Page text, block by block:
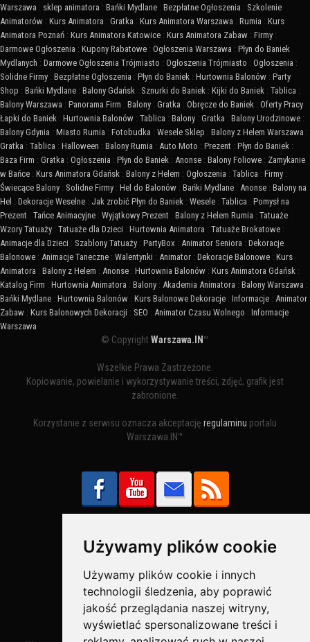
Używamy plików cookie
Używamy plików cookie i innych
technologii śledzenia, aby poprawić
jakość przeglądania naszej witryny,
wyświetlać spersonalizowane treści i
Warszawa : sklep animatora : Bańki Mydlane : Bezpłatne Ogłoszenia : Szkolenie
Animatorów : Kurs Animatora : Gratka : Kurs Animatora Warszawa : Rumia : Kurs
Animatora Poznań : Kurs Animatora Katowice : Kurs Animatora Zabaw : Firmy :
Darmowe Ogłoszenia : Kupony Rabatowe : Ogłoszenia Warszawa : Płyn do Baniek
Mydlanych : Darmowe Ogłoszenia Trójmiasto : Ogłoszenia Trójmiasto : Ogłoszenia :
Solidne Firmy : Bezpłatne Ogłoszenia : Płyn do Baniek : Hurtownia Balonów : Party
Shop : Bańki Mydlane : Balony Gdańsk : Sznurki do Baniek : Kijki do Baniek : Tablica :
Balony Warszawa : Panorama Firm : Balony : Gratka : Obręcze do Baniek : Oferty Pracy :
Łapki do Baniek : Hurtownia Balonów : Tablica : Balony : Gratka : Balony Urodzinowe :
Balony Gdynia : Miasto Rumia : Fotobudka : Wesele Sklep : Balony z Helem Warszawa :
Gratka : Tablica : Halloween : Balony Rumia : Auto Moto : Prezent : Płyn do Baniek :
Baza Firm : Gratka : Ogłoszenia : Płyn do Baniek : Anonse : Balony Foliowe : Zamykanie
w Bańce : Kurs Animatora Gdańsk : Balony z Helem : Ogłoszenia : Tablica : Firmy :
Świecące Balony : Solidne Firmy : Hel do Balonów : Bańki Mydlane : Anonse : Balony na
Hel : Dekoracje Weselne : Jak zrobić Płyn do Baniek : Wesele : Tablica : Pomysł na
Prezent : Tańce Animacyjne : Wyjątkowy Prezent : Balony z Helem Rumia : Tatuaże :
Wzory Tatuaży : Tatuaże dla Dzieci : Hurtownia Animatora : Tatuaże Brokatowe :
Animacje dla Dzieci : Szablony Tatuaży : PartyBox : Animator Seniora : Dekoracje
Balonowe : Animacje Taneczne : Walentynki : Animator : Dekoracje Balonowe : Kurs
Animatora : Balony z Helem : Anonse : Hurtownia Balonów : Kurs Animatora Gdańsk :
Katalog Firm : Hurtownia Animatora : Balony : Akademia Animatora : Balony Warszawa :
Bańki Mydlane : Hurtownia Balonów : Kurs Balonowe Dekoracje : Informacje : Animator
Zabaw : Kurs Balonowych Dekoracji : SEO : Animator Czasu Wolnego : Informacje
Warszawa
© CopyrightWarszawa.IN ™
Wszelkie Prawa Zastrzeżone.
Kopiowanie, powielanie i wykorzystywanie treści, zdjęć, grafik jest
zabronione.
Korzystanie z serwisu oznacza akceptację regulaminu portalu
Warszawa.IN™
Bezpieczne Płatności obsługuje: